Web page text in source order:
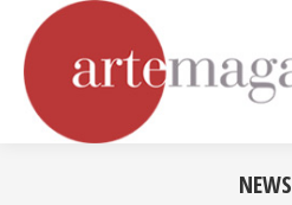
NEWS